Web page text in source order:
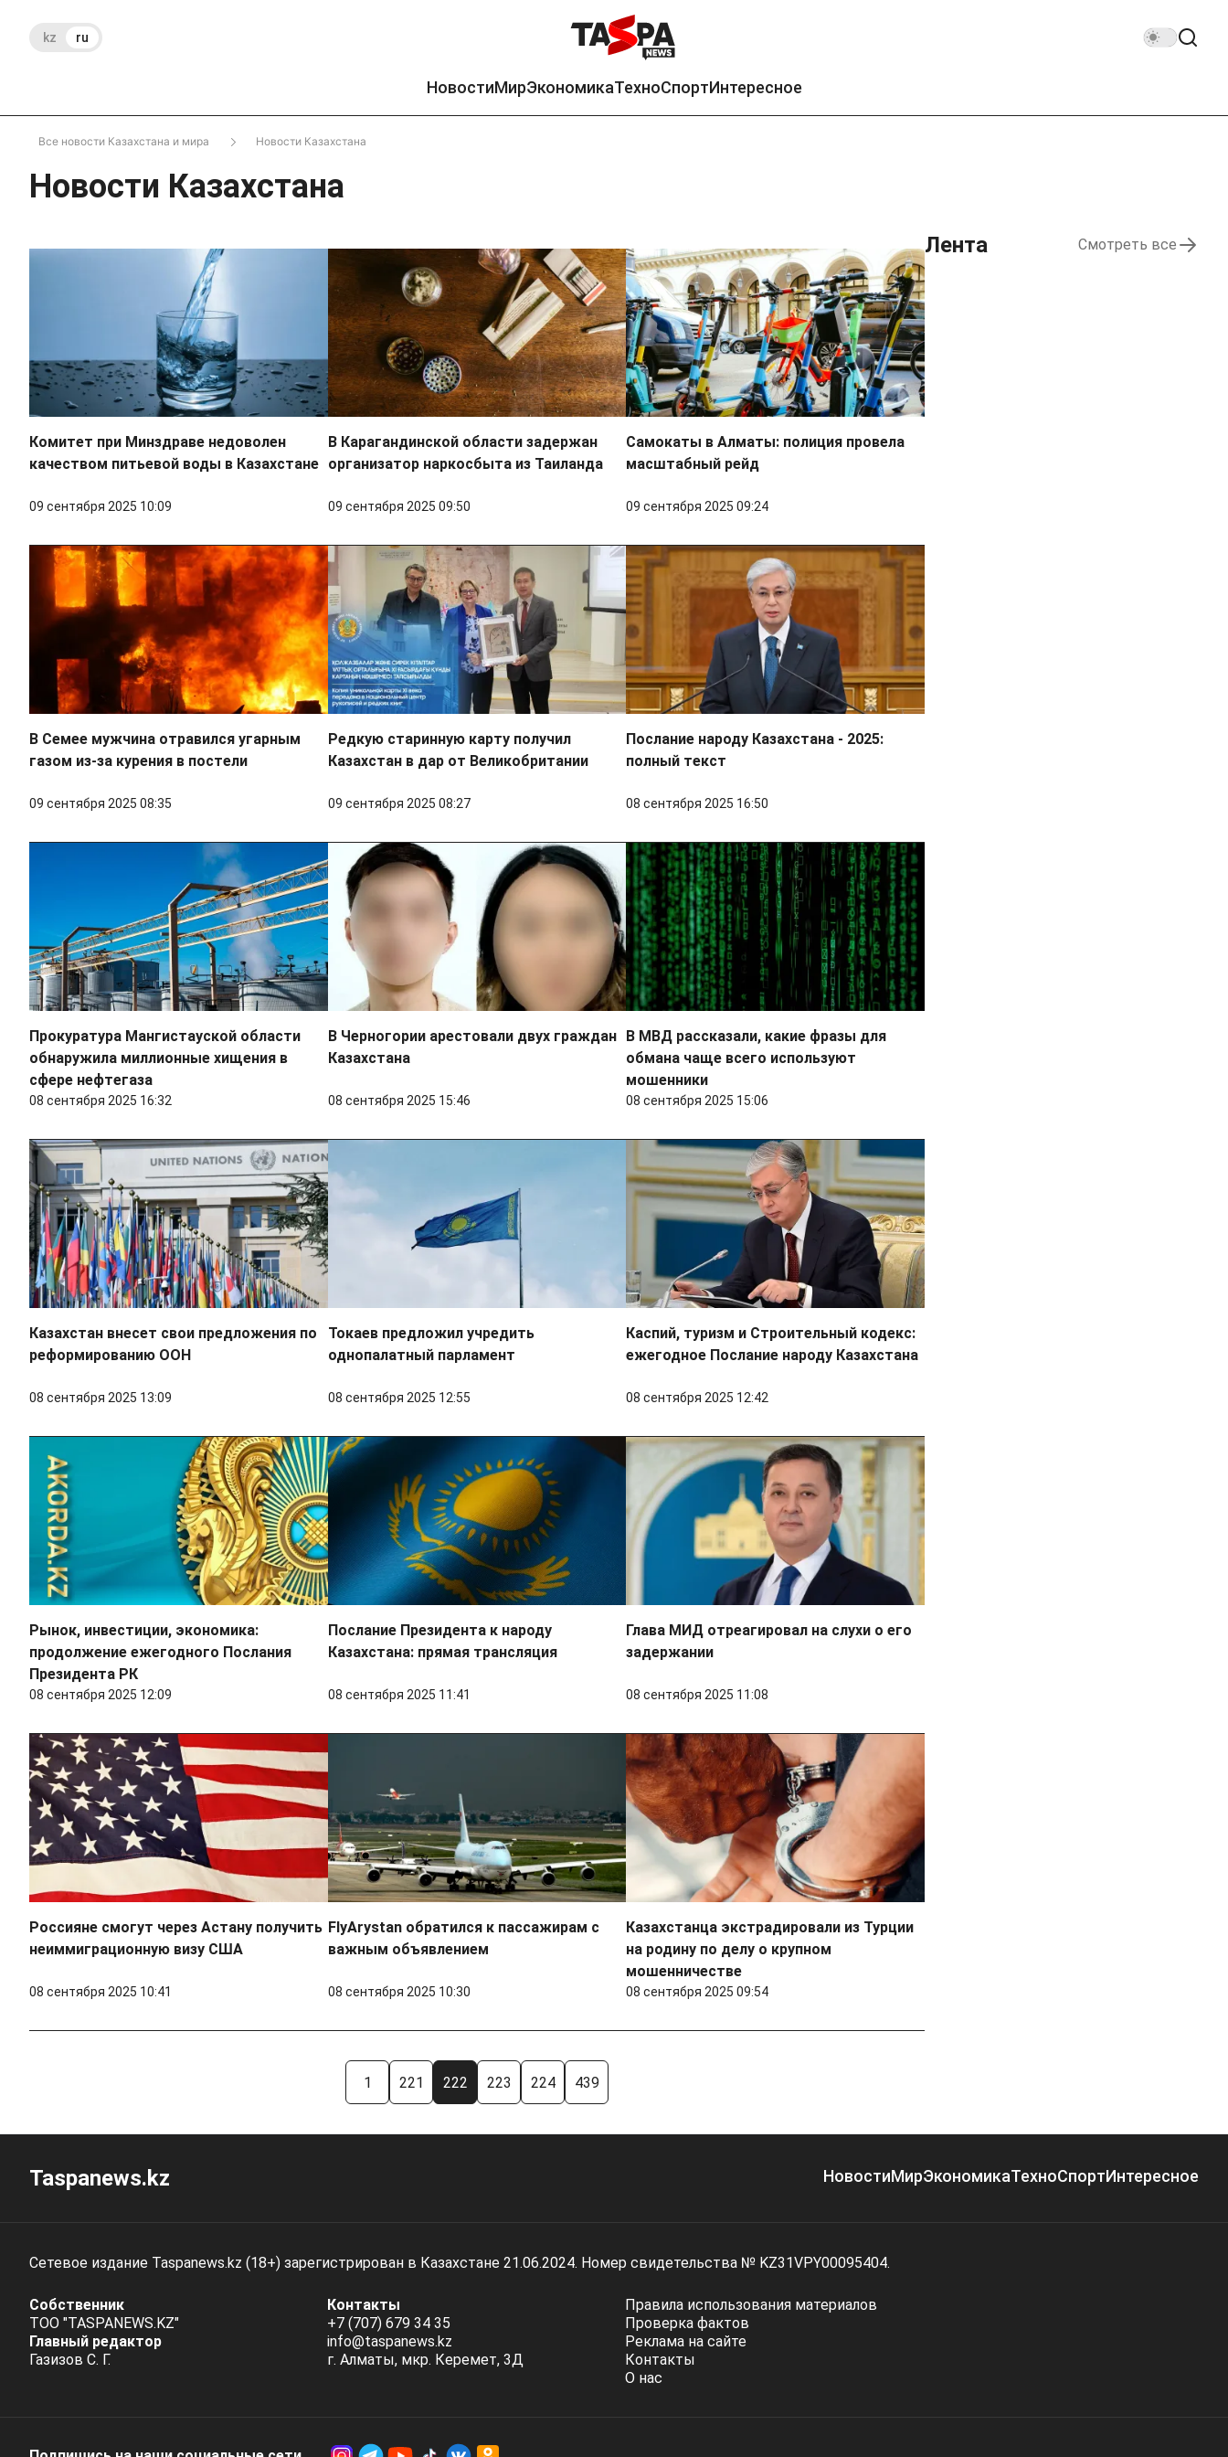
kz ru
НовостиМирЭкономикаТехноСпортИнтересное
Все новости Казахстана и мира Новости Казахстана
Новости Казахстана
Комитет при Минздраве недоволен
качеством питьевой воды в Казахстане
09 сентября 2025 10:09
В Карагандинской области задержан
организатор наркосбыта из Таиланда
09 сентября 2025 09:50
Самокаты в Алматы: полиция провела
масштабный рейд
09 сентября 2025 09:24
В Семее мужчина отравился угарным
газом из-за курения в постели
09 сентября 2025 08:35
Редкую старинную карту получил
Казахстан в дар от Великобритании
09 сентября 2025 08:27
Послание народу Казахстана - 2025:
полный текст
08 сентября 2025 16:50
Прокуратура Мангистауской области
обнаружила миллионные хищения в
сфере нефтегаза
08 сентября 2025 16:32
В Черногории арестовали двух граждан
Казахстана
08 сентября 2025 15:46
В МВД рассказали, какие фразы для
обмана чаще всего используют
мошенники
08 сентября 2025 15:06
Казахстан внесет свои предложения по
реформированию ООН
08 сентября 2025 13:09
Токаев предложил учредить
однопалатный парламент
08 сентября 2025 12:55
Каспий, туризм и Строительный кодекс:
ежегодное Послание народу Казахстана
08 сентября 2025 12:42
Рынок, инвестиции, экономика:
продолжение ежегодного Послания
Президента РК
08 сентября 2025 12:09
Послание Президента к народу
Казахстана: прямая трансляция
08 сентября 2025 11:41
Глава МИД отреагировал на слухи о его
задержании
08 сентября 2025 11:08
Россияне смогут через Астану получить
неиммиграционную визу США
08 сентября 2025 10:41
FlyArystan обратился к пассажирам с
важным объявлением
08 сентября 2025 10:30
Казахстанца экстрадировали из Турции
на родину по делу о крупном
мошенничестве
08 сентября 2025 09:54
1 221 222 223 224 439
Лента Смотреть все
Taspanews.kz НовостиМирЭкономикаТехноСпортИнтересное
Сетевое издание Taspanews.kz (18+) зарегистрирован в Казахстане 21.06.2024. Номер свидетельства № KZ31VPY00095404.
Собственник
ТОО "TASPANEWS.KZ"
Главный редактор
Газизов С. Г.
Контакты
+7 (707) 679 34 35
info@taspanews.kz
г. Алматы, мкр. Керемет, 3Д
Правила использования материалов
Проверка фактов
Реклама на сайте
Контакты
О нас